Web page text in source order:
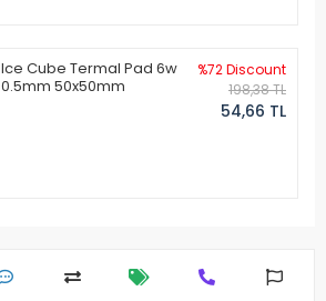
Ice Cube Termal Pad 6w
0.5mm 50x50mm
%72 Discount
198,38 TL
54,66 TL